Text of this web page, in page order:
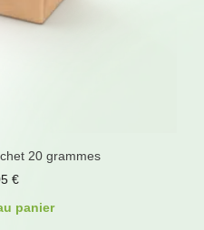
20 grammes
€
panier